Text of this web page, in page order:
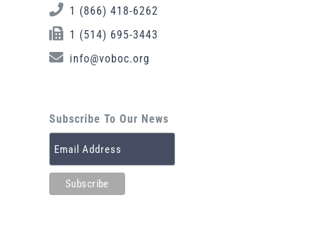
1 (866) 418-6262
1 (514) 695-3443
info@voboc.org
Subscribe To Our News